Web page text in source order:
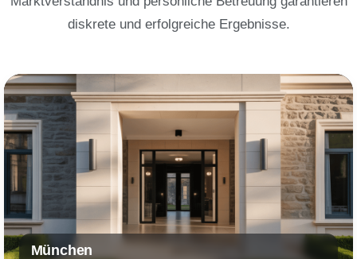
diskrete und erfolgreiche Ergebnisse.
München